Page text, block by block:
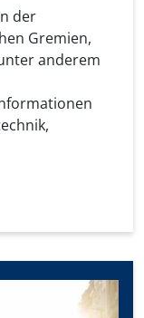
der
Gremien,
anderem